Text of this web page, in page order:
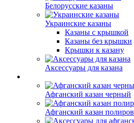
Белорусские казаны
Украинские казаны
Казаны с крышкой
Казаны без крышки
Крышки к казану
Аксессуары для казана
Афганский казан черный
Афганский казан